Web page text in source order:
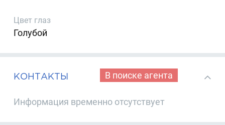
Цвет глаз
Голубой
КОНТАКТЫ В поиске агента
Информация временно отсутствует